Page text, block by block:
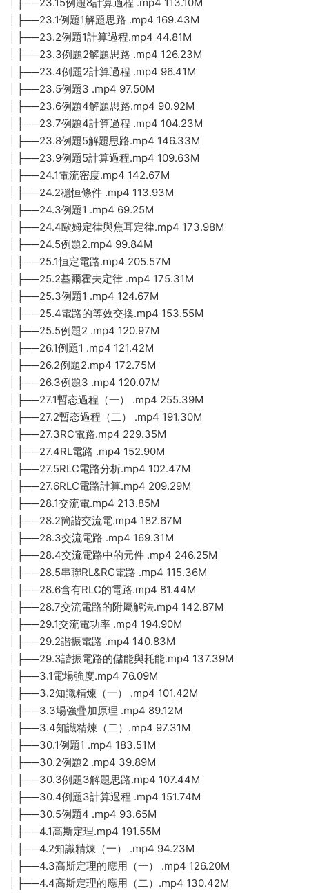
| ├──23.1例題1解題思路 .mp4 169.43M
| ├──23.2例題1計算過程.mp4 44.81M
| ├──23.3例題2解題思路 .mp4 126.23M
| ├──23.4例題2計算過程 .mp4 96.41M
| ├──23.5例題3 .mp4 97.50M
| ├──23.6例題4解題思路.mp4 90.92M
| ├──23.7例題4計算過程 .mp4 104.23M
| ├──23.8例題5解題思路.mp4 146.33M
| ├──23.9例題5計算過程.mp4 109.63M
| ├──24.1電流密度.mp4 142.67M
| ├──24.2穩恒條件 .mp4 113.93M
| ├──24.3例題1 .mp4 69.25M
| ├──24.4歐姆定律與焦耳定律.mp4 173.98M
| ├──24.5例題2.mp4 99.84M
| ├──25.1恒定電路.mp4 205.57M
| ├──25.2基爾霍夫定律 .mp4 175.31M
| ├──25.3例題1 .mp4 124.67M
| ├──25.4電路的等效交換.mp4 153.55M
| ├──25.5例題2 .mp4 120.97M
| ├──26.1例題1 .mp4 121.42M
| ├──26.2例題2.mp4 172.75M
| ├──26.3例題3 .mp4 120.07M
| ├──27.1暫态過程（一） .mp4 255.39M
| ├──27.2暫态過程（二） .mp4 191.30M
| ├──27.3RC電路.mp4 229.35M
| ├──27.4RL電路 .mp4 152.90M
| ├──27.5RLC電路分析.mp4 102.47M
| ├──27.6RLC電路計算.mp4 209.29M
| ├──28.1交流電.mp4 213.85M
| ├──28.2簡諧交流電.mp4 182.67M
| ├──28.3交流電路 .mp4 169.31M
| ├──28.4交流電路中的元件 .mp4 246.25M
| ├──28.5串聯RL&RC電路 .mp4 115.36M
| ├──28.6含有RLC的電路.mp4 81.44M
| ├──28.7交流電路的附屬解法.mp4 142.87M
| ├──29.1交流電功率 .mp4 194.90M
| ├──29.2諧振電路 .mp4 140.83M
| ├──29.3諧振電路的儲能與耗能.mp4 137.39M
| ├──3.1電場強度.mp4 76.09M
| ├──3.2知識精煉（一） .mp4 101.42M
| ├──3.3場強疊加原理 .mp4 89.12M
| ├──3.4知識精煉（二）.mp4 97.31M
| ├──30.1例題1 .mp4 183.51M
| ├──30.2例題2 .mp4 39.89M
| ├──30.3例題3解題思路.mp4 107.44M
| ├──30.4例題3計算過程 .mp4 151.74M
| ├──30.5例題4 .mp4 93.65M
| ├──4.1高斯定理.mp4 191.55M
| ├──4.2知識精煉（一） .mp4 94.23M
| ├──4.3高斯定理的應用（一） .mp4 126.20M
| ├──4.4高斯定理的應用（二）.mp4 130.42M